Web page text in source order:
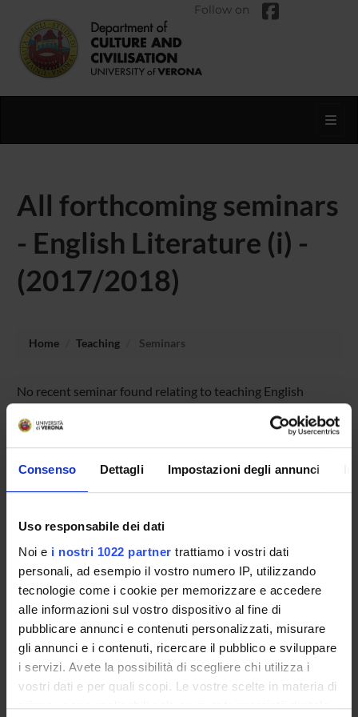
Consenso Dettagli Impostazioni degli annunci
Uso responsabile dei dati
Noi e i nostri 1022 partner trattiamo i vostri dati
personali, ad esempio il vostro numero IP, utilizzando
tecnologie come i cookie per memorizzare e accedere
alle informazioni sul vostro dispositivo al fine di
pubblicare annunci e contenuti personalizzati, misurare
gli annunci e i contenuti, ricercare il pubblico e sviluppare
i servizi. Avete la possibilità di scegliere chi utilizza i
vostri dati e per quali scopi. Le vostre scelte in materia di
privacy sono applicabili solo su questa proprietà digitale
Follow on
All forthcoming seminars
- English Literature (i) -
(2017/2018)
Home Teaching Seminars
No recent seminar found relating to teaching English
Literature (i).
PHD PROGRAMMES AND POSTGRADUATE
TRAINING
Contacts
People
Places
Calendar